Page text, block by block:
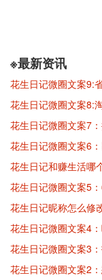
※最新资讯
花生日记微圈文案9:
花生日记微圈文案8:
花生日记微圈文案7
花生日记微圈文案6
花生日记和赚生活哪
花生日记微圈文案5
花生日记昵称怎么修
花生日记微圈文案4
花生日记微圈文案3
花生日记微圈文案2